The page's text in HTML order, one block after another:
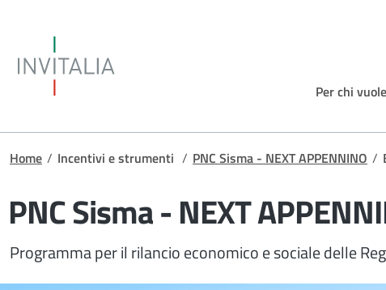
Per chi
Briciole di pane
Home / Incentivi e strumenti / PNC Sisma - NEXT APPENNINO /
PNC Sisma - NEXT
Programma per il rilancio economico e sociale delle